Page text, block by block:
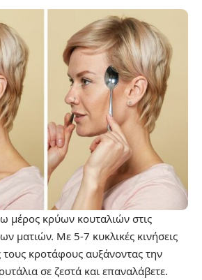
μέρος κρύων κουταλιών στις
ματιών. Με 5-7 κυκλικές κινήσεις
τους κροτάφους αυξάνοντας την
σε ζεστά και επαναλάβετε.